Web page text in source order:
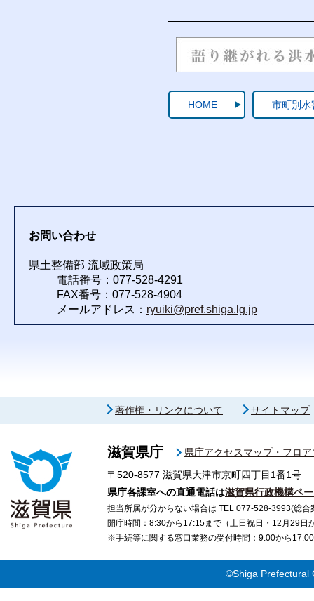
HOME 市町別水
お問い合わせ
県土整備部 流域政策局
電話番号：077-528-4291
FAX番号：077-528-4904
メールアドレス： ryuiki@pref.shiga.lg.jp
著作権・リンクについて サイトマップ
滋賀県庁
県庁アクセスマップ・フロ
〒520-8577 滋賀県大津市京町四丁目1番1号
県庁各課室への直通電話は滋賀県行政機構ペ
担当所属が分からない場合は TEL 077-528-3993(総合
開庁時間：8:30から17:15まで（土日祝日・12月29日
※手続等に関する窓口業務の受付時間：9:00から
©Shiga Prefectural